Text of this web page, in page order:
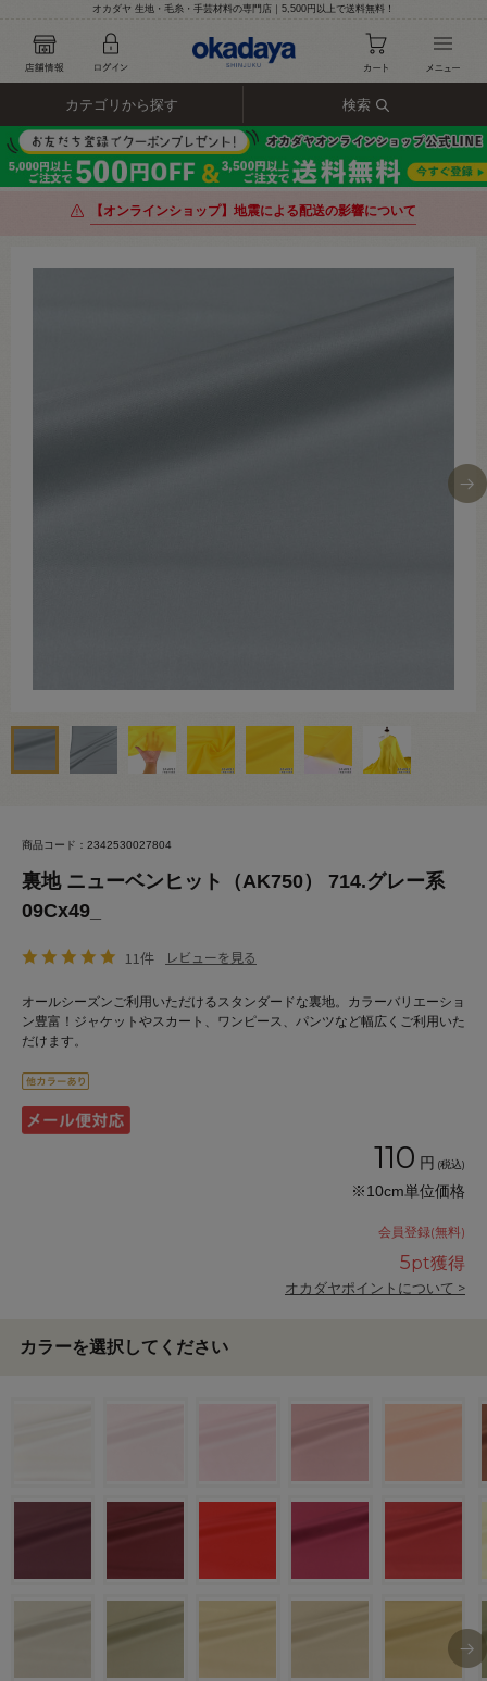
オカダヤ 生地・毛糸・手芸材料の専門店｜5,500円以上で送料無料！
カテゴリから探す 検索
【オンラインショップ】地震による配送の影響について
商品コード：2342530027804
裏地 ニューベンヒット（AK750） 714.グレー系
09Cx49_
11件 レビューを見る
オールシーズンご利用いただけるスタンダードな裏地。カラーバリエーショ
ン豊富！ジャケットやスカート、ワンピース、パンツなど幅広くご利用いた
だけます。
110 円 (税込)
※10cm単位価格
会員登録(無料)
5pt獲得
オカダヤポイントについて >
カラーを選択してください